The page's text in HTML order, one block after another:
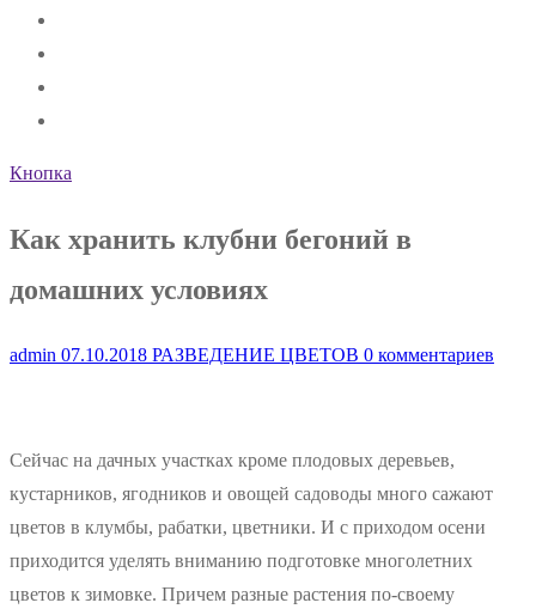
Кнопка
Как хранить клубни бегоний в
домашних условиях
admin 07.10.2018 РАЗВЕДЕНИЕ ЦВЕТОВ 0 комментариев
Сейчас на дачных участках кроме плодовых деревьев,
кустарников, ягодников и овощей садоводы много сажают
цветов в клумбы, рабатки, цветники. И с приходом осени
приходится уделять вниманию подготовке многолетних
цветов к зимовке. Причем разные растения по-своему